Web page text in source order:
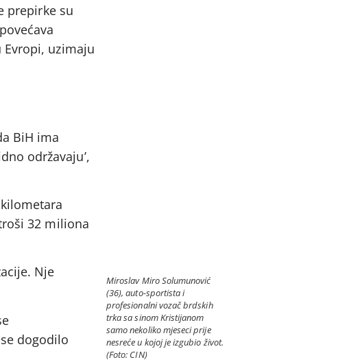
prepirke su
uzimaju
BiH ima
održavaju’,
32 miliona
Miroslav Miro Solumunović
(36), auto-sportista i
profesionalni vozač brdskih
trka sa sinom Kristijanom
samo nekoliko mjeseci prije
nesreće u kojoj je izgubio život.
(Foto: CIN)
Nje
dogodilo